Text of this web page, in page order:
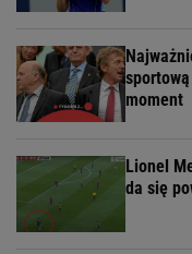
moment
Lionel
da się